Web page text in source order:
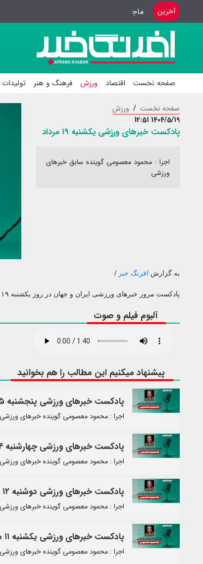
آخرین ماجرای سنگ مزار اکبر عبدی
صفحه نخست اقتصاد ورزش فرهنگ و هنر
صفحه نخست
ورزش
1404/5/19 12:51
پادکست خبرهای ورزشی یکشنبه ۱۹ مرداد
اجرا : محمود معصومی گوینده سابق خبرهای
ورزشی
به گزارش افرنگ خبر /
پادکست مرور خبرهای ورزشی ایران و جهان در روز یکشنبه ۱۹ مرداد ۱۴۰۴
آلبوم فیلم و صوت
پیشنهاد میکنیم این مطالب را هم بخوانید
پادکست خبرهای ورزشی پنجشنبه ۱۵ مرداد
اجرا : محمود معصومی گوینده خبرهای ورزشی
پادکست خبرهای ورزشی چهارشنبه ۱۴ مرداد
اجرا : محمود معصومی گوینده خبرهای ورزشی
پادکست خبرهای ورزشی دوشنبه ۱۲ مرداد
اجرا : محمود معصومی گوینده خبرهای ورزشی
پادکست خبرهای ورزشی یکشنبه ۱۱ مرداد
اجرا : محمود معصومی گوینده خبرهای ورزشی